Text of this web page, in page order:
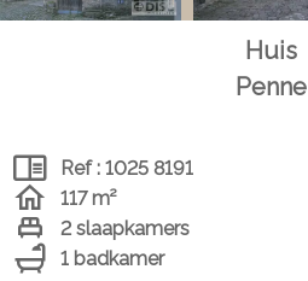
Huis
Penne
Ref : 1025 8191
117 m²
2 slaapkamers
1 badkamer